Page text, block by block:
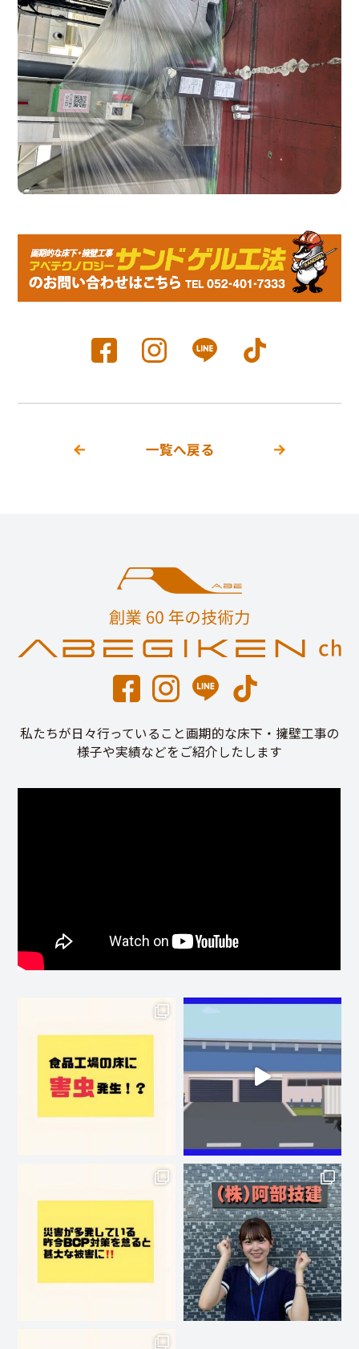
一覧へ戻る
私たちが日々行っていること画期的な床下・擁壁工事の
様子や実績などをご紹介したします